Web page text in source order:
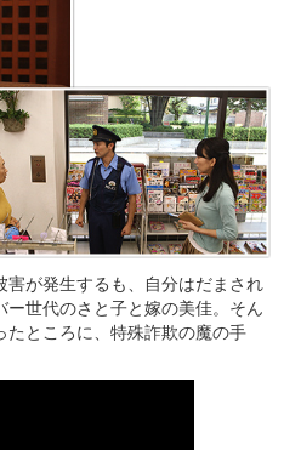
が発生するも、自分はだまされ
世代のさと子と嫁の美佳。そん
ところに、特殊詐欺の魔の手